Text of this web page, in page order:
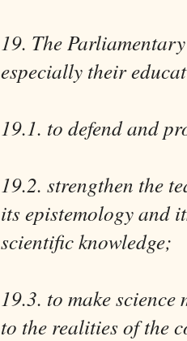
19. The
especially their
19.1. to defend and
19.2. strengthen the
its epistemology and
scientific knowledge;
19.3. to make
to the realities of the